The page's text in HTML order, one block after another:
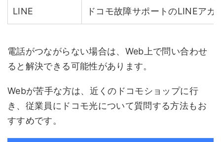
LINE ドコモ故障サポートのLINEアカ
電話がつながらない場合は、Web上で問い合わせ
ると解決できる可能性があります。
Webが苦手な方は、近くのドコモショップに行
き、従業員にドコモ光について質問する方法もお
すすめです。